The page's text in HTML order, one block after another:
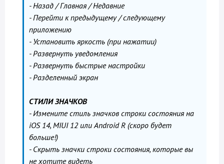
- Назад / Главная / Недавние
- Перейти к предыдущему / следующему
приложению
- Установить яркость (при нажатии)
- Развернуть уведомления
- Развернуть быстрые настройки
- Разделенный экран
СТИЛИ ЗНАЧКОВ
- Измените стиль значков строки состояния на
iOS 14, MIUI 12 или Android R (скоро будет
больше!)
- Скрыть значки строки состояния, которые вы
не хотите видеть